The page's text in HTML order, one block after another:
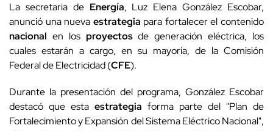
La secretaria de Energía, Luz Elena González Escobar,
anunció una nueva estrategia para fortalecer el contenido
nacional en los proyectosde generación eléctrica, los
cuales estarán a cargo, en su mayoría, de la Comisión
Federal de Electricidad (CFE).
Durante la presentación del programa, González Escobar
destacó que esta estrategia forma parte del "Plan de
Fortalecimiento y Expansión del Sistema Eléctrico Nacional",